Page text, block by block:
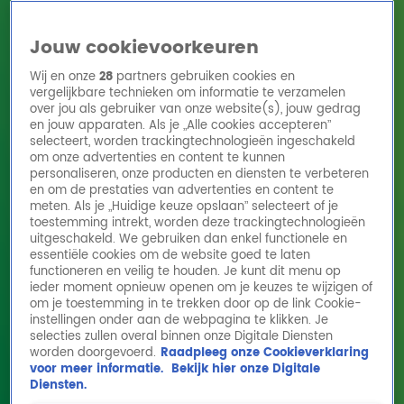
HomeActiesRadioshows DJ'sRadio 10 zendersHitlijsten
Radio luisteren
Volg Radio 10
Zoeken
HomeOnline Radio LuisterenActiesShowsAlle zenders
Henny Huisman over Marco Borsato:
'Bekendheid, daar verander je door'
16 juni 2026, 13:29
Jouw cookievoorkeuren
Wij en onze28 partners gebruiken cookies en
vergelijkbare technieken om informatie te verzamelen
over jou als gebruiker van onze website(s), jouw gedrag
en jouw apparaten. Als je „Alle cookies accepteren”
selecteert, worden trackingtechnologieën ingeschakeld
om onze advertenties en content te kunnen
personaliseren, onze producten en diensten te verbeteren
en om de prestaties van advertenties en content te
meten. Als je „Huidige keuze opslaan” selecteert of je
toestemming intrekt, worden deze trackingtechnologieën
uitgeschakeld. We gebruiken dan enkel functionele en
essentiële cookies om de website goed te laten
functioneren en veilig te houden. Je kunt dit menu op
ieder moment opnieuw openen om je keuzes te wijzigen of
om je toestemming in te trekken door op de link Cookie-
instellingen onder aan de webpagina te klikken. Je
selecties zullen overal binnen onze Digitale Diensten
worden doorgevoerd. Raadpleeg onze Cookieverklaring
voor meer informatie. Bekijk hier onze Digitale
Diensten.